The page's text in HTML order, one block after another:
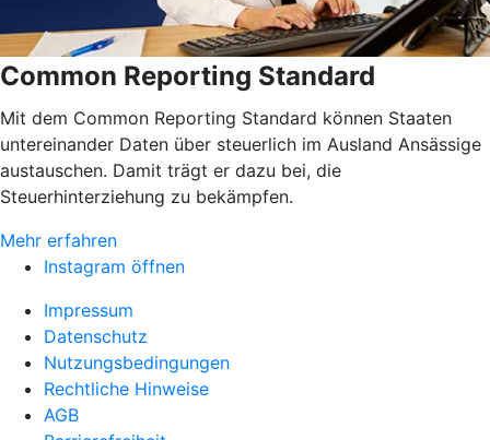
Common Reporting Standard
Mit dem Common Reporting Standard können Staaten
untereinander Daten über steuerlich im Ausland Ansässige
austauschen. Damit trägt er dazu bei, die
Steuerhinterziehung zu bekämpfen.
Mehr erfahren
Instagram öffnen
Impressum
Datenschutz
Nutzungsbedingungen
Rechtliche Hinweise
AGB